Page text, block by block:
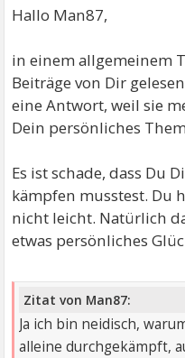
Hallo Man87,
in einem allgemeinem
Beiträge von Dir
eine Antwort, weil sie
Dein persönliches
Es ist schade, dass Du
kämpfen musstest. Du
nicht leicht. Natürlich
etwas persönliches
Zitat von Man87:
Ja ich bin neidisch,
alleine durchgekämpft,